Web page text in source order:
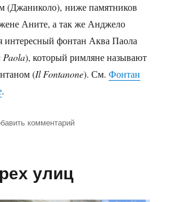
(Джаниколо), ниже памятников
Аните, а так же Анджело
интересный фонтан Аква Паола
Paola), который римляне называют
(Il Fontanone). См.Фонтан
.
комментарийк
улиц